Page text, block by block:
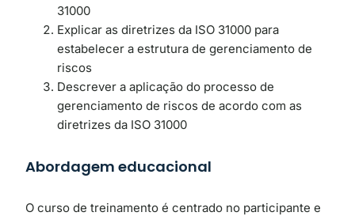
31000
Explicar as diretrizes da ISO 31000 para
estabelecer a estrutura de gerenciamento de
riscos
Descrever a aplicação do processo de
gerenciamento de riscos de acordo com as
diretrizes da ISO 31000
Abordagem educacional
O curso de treinamento é centrado no participante e